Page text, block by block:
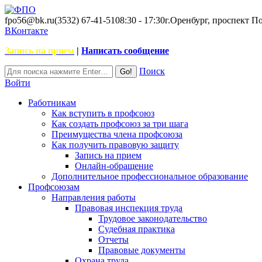
fpo56@bk.ru(3532) 67-41-5108:30 - 17:30г.Оренбург, проспект
ВКонтакте
Запись на прием | Написать сообщение
Поиск
Войти
Работникам
Как вступить в профсоюз
Как создать профсоюз за три шага
Преимущества члена профсоюза
Как получить правовую защиту
Запись на прием
Онлайн-обращение
Дополнительное профессиональное образование
Профсоюзам
Направления работы
Правовая инспекция труда
Трудовое законодательство
Судебная практика
Отчеты
Правовые документы